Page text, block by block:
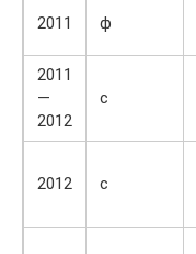
2011 ф
2011
—
2012
с
2012 с